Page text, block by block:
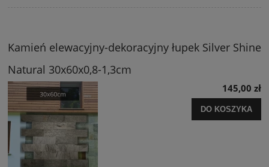
Kamień elewacyjny-dekoracyjny łupek Silver Shine
Natural 30x60x0,8-1,3cm
145,00 zł
DO KOSZYKA